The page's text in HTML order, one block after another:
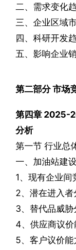
二、需求变化
三、企业区域
四、科研开发
五、影响企业
第二部分市场
第四章 2025-
分析
第一节 行业总
一、加油站建
1、现有企业间
2、潜在进入者
3、替代品威胁
4、供应商议价
5、客户议价能